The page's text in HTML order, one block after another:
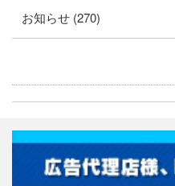
お知らせ (270)